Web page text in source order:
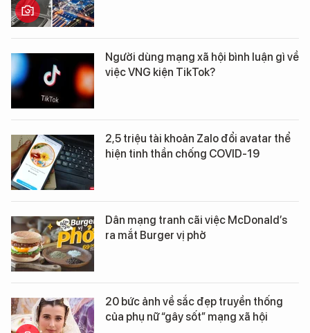
Người dùng mạng xã hội bình luận gì về
việc VNG kiện TikTok?
2,5 triệu tài khoản Zalo đổi avatar thể
hiện tinh thần chống COVID-19
Dân mạng tranh cãi việc McDonald’s
ra mắt Burger vị phở
20 bức ảnh về sắc đẹp truyền thống
của phụ nữ “gây sốt” mạng xã hội